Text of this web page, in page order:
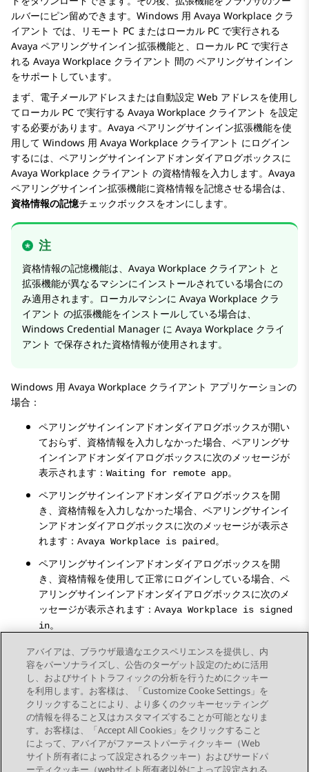
ルバーにピン留めできます。 Windows 用 Avaya Workplace クラ
イアント では、リモート PC またはローカル PC で実行される
Avaya ペアリングサインイン拡張機能と、ローカル PC で実行さ
れる Avaya Workplace クライアント 間の ペアリングサインイン
をサポートしています。
まず、電子メールアドレスまたは自動設定 Web アドレスを使用し
てローカル PC で実行する Avaya Workplace クライアント を設定
する必要があります。 Avaya ペアリングサインイン拡張機能を使
用して Windows 用 Avaya Workplace クライアント にログイン
するには、 ペアリングサインインアドオンダイアログボックスに
Avaya Workplace クライアント の資格情報を入力します。 Avaya
ペアリングサインイン拡張機能に資格情報を記憶させる場合は、
資格情報の記憶チェックボックスをオンにします。
注
資格情報の記憶機能は、 Avaya Workplace クライアント と
拡張機能が異なるマシンにインストールされている場合にの
み適用されます。ローカルマシンに Avaya Workplace クラ
イアント の拡張機能をインストールしている場合は、
Windows Credential Manager に Avaya Workplace クライ
アント で保存された資格情報が使用されます。
Windows 用 Avaya Workplace クライアント アプリケーションの
場合：
ペアリングサインインアドオンダイアログボックスが開い
ておらず、資格情報を入力しなかった場合、 ペアリングサ
インインアドオンダイアログボックスに次のメッセージが
表示されます： Waiting for remote app。
ペアリングサインインアドオンダイアログボックスを開
き、資格情報を入力しなかった場合、 ペアリングサインイ
ンアドオンダイアログボックスに次のメッセージが表示さ
れます： Avaya Workplace is paired。
ペアリングサインインアドオンダイアログボックスを開
き、資格情報を使用して正常にログインしている場合、 ペ
アリングサインインアドオンダイアログボックスに次のメ
ッセージが表示されます： Avaya Workplace is signed
in。
Windows 用Avaya Workplaceクライアント からログアウトする
には、ペアリングサインインアドオンダイアログボックスで
ンアウトをクリックします。
Send Feedback
アバイアは、ブラウザ最適なエクスペリエンスを提供し、内
容をパーソナライズし、公告のターゲット設定のために活用
し、およびサイトトラフィックの分析を行うためにクッキー
を利用します。お客様は、「Customize Cooke Settings」を
クリックすることにより、より多くのクッキーセッティング
の情報を得ること又はカスタマイズすることが可能となりま
す。お客様は、「Accept All Cookies」をクリックすること
によって、アバイアがファーストパーティクッキー（Web
サイト所有者によって設定されるクッキー）およびサードパ
ーティクッキー（webサイト所有者以外によって設定される